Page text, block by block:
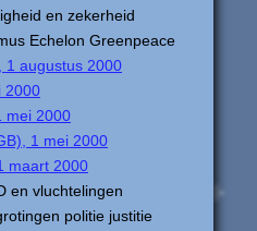
en zekerheid
Echelon Greenpeace
1 augustus 2000
2000
mei 2000
1 mei 2000
maart 2000
en vluchtelingen
politie justitie